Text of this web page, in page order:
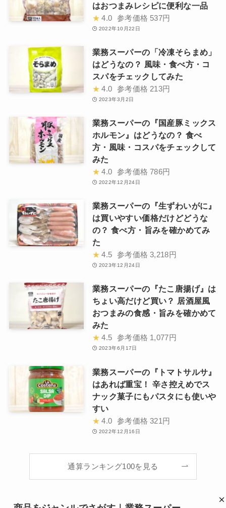
はおつまみレシピに便利な一品
★ 4.0 参考価格 537円
2022年10月22日
業務スーパーの「冷凍そらまめ」
はどうなの？ 風味・食べ方・コ
スパをチェックしてみた
★ 4.0 参考価格 213円
2023年3月2日
業務スーパーの『国産豚ミックス
ホルモン』はどうなの？ 食べ
方・風味・コスパをチェックして
みた
★ 4.0 参考価格 786円
2022年12月24日
業務スーパーの『生ずわいがに』
は買いやすい価格だけどどうな
の？ 食べ方・旨みを確かめてみ
た
★ 4.5 参考価格 3,218円
2023年12月24日
業務スーパーの『たこ唐揚げ』は
ちょい高だけど買い？ 居酒屋風
おつまみの食感・旨みを確かめて
みた
★ 4.5 参考価格 1,077円
2023年6月17日
業務スーパーの『トマトサルサ』
はあれば重宝！ 辛さ控えめでス
ナック菓子にもパスタにも使いや
すい
★ 4.0 参考価格 321円
2022年12月16日
通算ランキング100を見る